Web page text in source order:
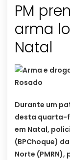
PM
arma
Durante um
desta quarta-
em Natal,
(BPChoque)
Norte (PMRN),